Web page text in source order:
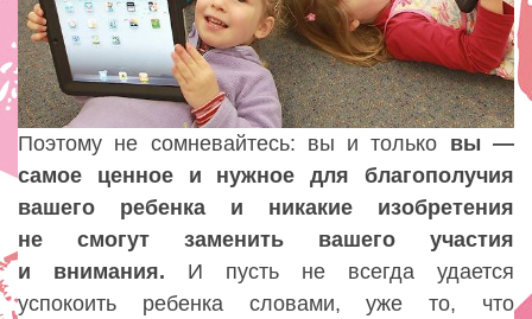
Поэтому не сомневайтесь: вы и только вы —
самое ценное и нужное для благополучия
вашего ребенка и никакие изобретения
не смогут заменить вашего участия
и внимания. И пусть не всегда удается
успокоить ребенка словами, уже то, что